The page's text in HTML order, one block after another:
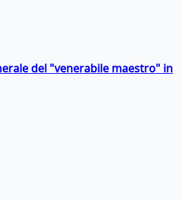
del "venerabile maestro" in